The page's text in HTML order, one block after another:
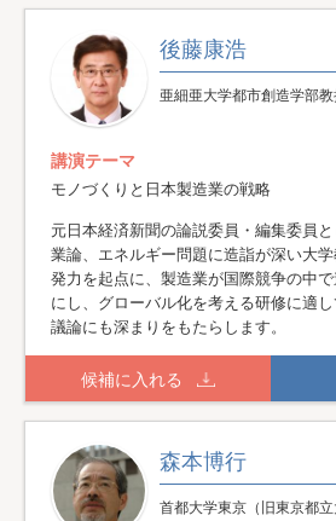
後藤康浩
亜細亜大学都市創造学部
講演テーマ
モノづくりと日本製造業の戦略
元日本経済新聞の論説委員・編集委員
業論、エネルギー問題に造詣が深い大
発力を起点に、製造業が国際競争の中
にし、グローバル化を考える研修に適
議論にも深まりをもたらします。
候補に入れる
森本博行
首都大学東京（旧東京都